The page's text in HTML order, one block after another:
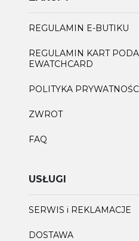
REGULAMIN E-BUTIKU
REGULAMIN KART
EWATCHCARD
POLITYKA
ZWROT
FAQ
USŁUGI
SERWIS i REKLAMACJE
DOSTAWA